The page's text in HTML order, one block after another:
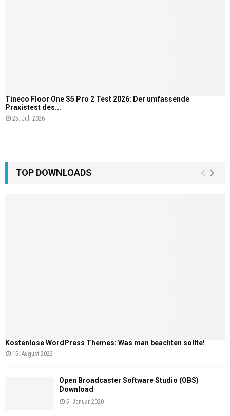
Tineco Floor One S5 Pro 2 Test 2026: Der umfassende
Praxistest des...
25. Juli 2026
TOP DOWNLOADS
Kostenlose WordPress Themes: Was man beachten sollte!
15. August 2022
Open Broadcaster Software Studio (OBS)
Download
5. Januar 2020